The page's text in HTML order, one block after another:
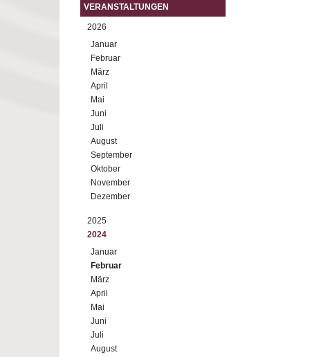
VERANSTALTUNGEN
2026
Januar
Februar
März
April
Mai
Juni
Juli
August
September
Oktober
November
Dezember
2025
2024
Januar
Februar
März
April
Mai
Juni
Juli
August